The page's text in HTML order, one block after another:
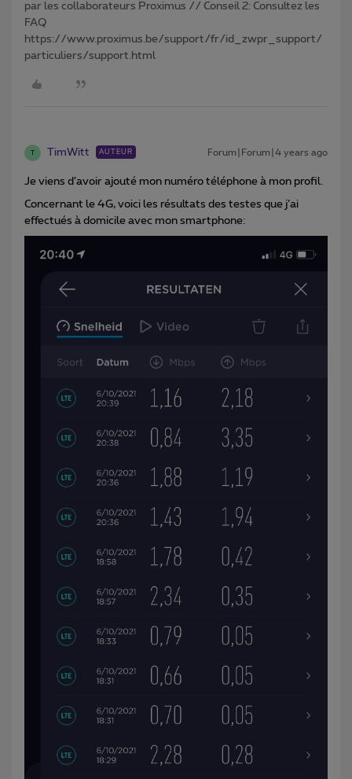
par les collaborateurs Proximus // Conseil 2: Consultez les
FAQ
https://www.proximus.be/support/fr/id_zwpr_support/
particuliers/support.html
T TimWitt AUTEUR Forum|Forum|4 years ago
Je viens d’avoir ajouté mon numéro téléphone à mon profil.
Concernant le 4G, voici les résultats des testes que j’ai
effectués à domicile avec mon smartphone: